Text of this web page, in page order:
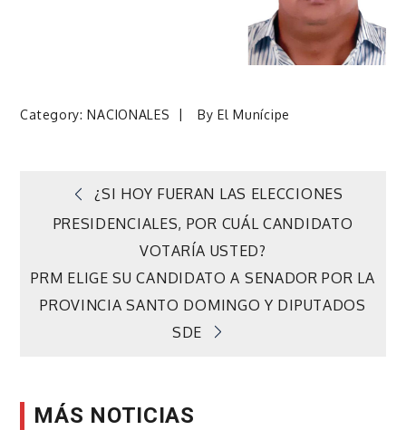
Category:NACIONALES ByEl Munícipe
Navegación
entradas
¿SI HOY FUERAN LAS ELECCIONES
PRESIDENCIALES, POR CUÁL CANDIDATO
VOTARÍA USTED?
PRM ELIGE SU CANDIDATO A SENADOR POR LA
PROVINCIA SANTO DOMINGO Y DIPUTADOS
SDE
MÁS NOTICIAS